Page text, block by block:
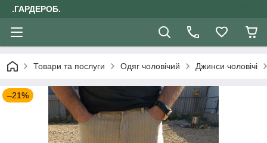
.ГАРДЕРОБ.
Товари та послуги Одяг чоловічий Джинси чоловічі
–21%